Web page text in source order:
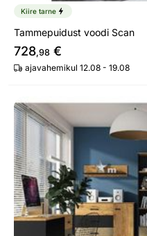
Kiire tarne
Tammepuidust voodi Scan
728,98 €
ajavahemikul 12.08 - 19.08
Voodi Gotland 90x200 cm